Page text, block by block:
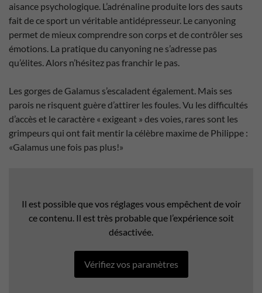
aisance psychologique. L’adrénaline produite lors des sauts
fait de ce sport un véritable antidépresseur. Le canyoning
permet de mieux comprendre son corps et de contrôler ses
émotions. La pratique du canyoning ne s’adresse pas
qu’élites. Alors n’hésitez pas franchir le pas.
Les gorges de Galamus s’escaladent également. Mais ses
parois ne risquent guère d’attirer les foules. Vu les difficultés
d’accès et le caractère « exigeant » des voies, rares sont les
grimpeurs qui ont fait mentir la célèbre maxime de Philippe :
«Galamus une fois pas plus!»
Il est possible que vos réglages vous empêchent de voir
ce contenu. Il est très probable que l’expérience soit
désactivée.
Vérifiez vos paramètres